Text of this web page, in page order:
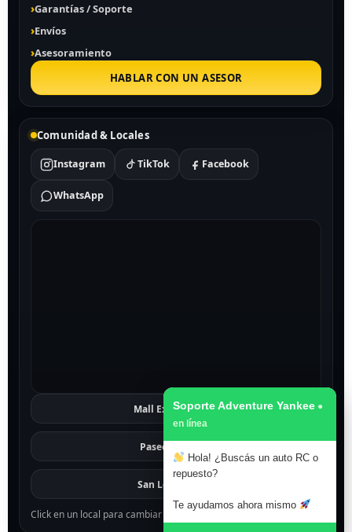
Garantías / Soporte
Envíos
Asesoramiento
HABLAR CON UN ASESOR
Comunidad & Locales
Instagram TikTok Facebook
WhatsApp
Mall Excelsior Ver
Paseo 1811
San Lorenzo
Click en un local para cambiar el mapa.
Soporte Adventure Yankee
Hola! ¿Buscás un auto RC o
repuesto?
Te ayudamos ahora mismo